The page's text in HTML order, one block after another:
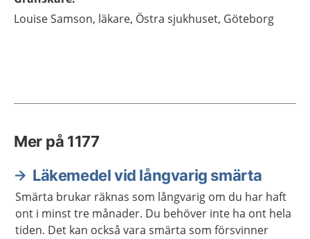
LouiseSamson, läkare, Östra sjukhuset, Göteborg
Mer på 1177
Läkemedel vid långvarig smärta
Smärta brukar räknas som långvarig om du har haft
ont i minst tre månader. Du behöver inte ha ont hela
tiden. Det kan också vara smärta som försvinner